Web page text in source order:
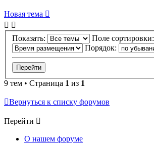
Новая тема
Показать:
Поле сортировки:
Порядок:
9 тем • Страница 1 из 1
Вернуться к списку форумов
Перейти
О нашем форуме